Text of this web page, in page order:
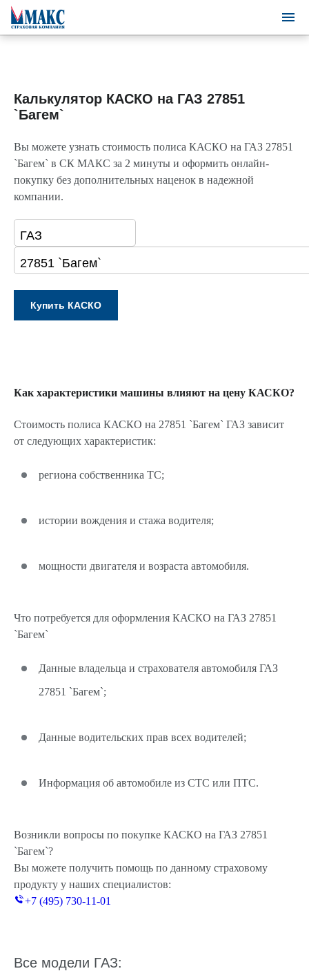
Калькулятор КАСКО на ГАЗ 27851
`Багем`
Вы можете узнать стоимость полиса КАСКО на ГАЗ 27851
`Багем` в СК МАКС за 2 минуты и оформить онлайн-
покупку без дополнительных наценок в надежной
компании.
Как характеристики машины влияют на цену КАСКО?
Стоимость полиса КАСКО на 27851 `Багем` ГАЗ зависит
от следующих характеристик:
региона собственника ТС;
истории вождения и стажа водителя;
мощности двигателя и возраста автомобиля.
Что потребуется для оформления КАСКО на ГАЗ 27851
`Багем`
Данные владельца и страхователя автомобиля ГАЗ
27851 `Багем`;
Данные водительских прав всех водителей;
Информация об автомобиле из СТС или ПТС.
Возникли вопросы по покупке КАСКО на ГАЗ 27851
`Багем`?
Вы можете получить помощь по данному страховому
продукту у наших специалистов:
+7 (495) 730-11-01
Все модели ГАЗ: